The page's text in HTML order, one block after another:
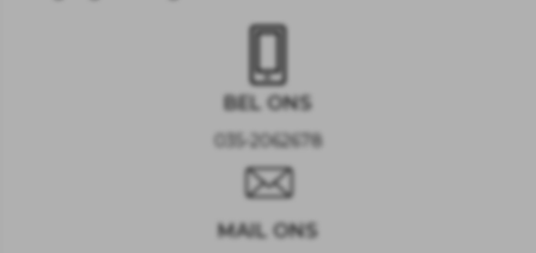
BEL ONS
035-2062678
MAIL ONS